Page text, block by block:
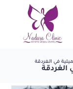
في الغردقة
الغردقة